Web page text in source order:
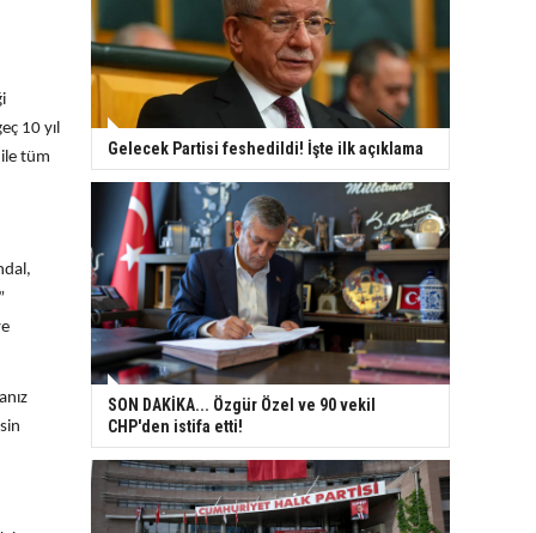
10 yıl
ile tüm
Gelecek Partisi feshedildi! İşte ilk açıklama
SON DAKİKA... Özgür Özel ve 90 vekil
CHP'den istifa etti!